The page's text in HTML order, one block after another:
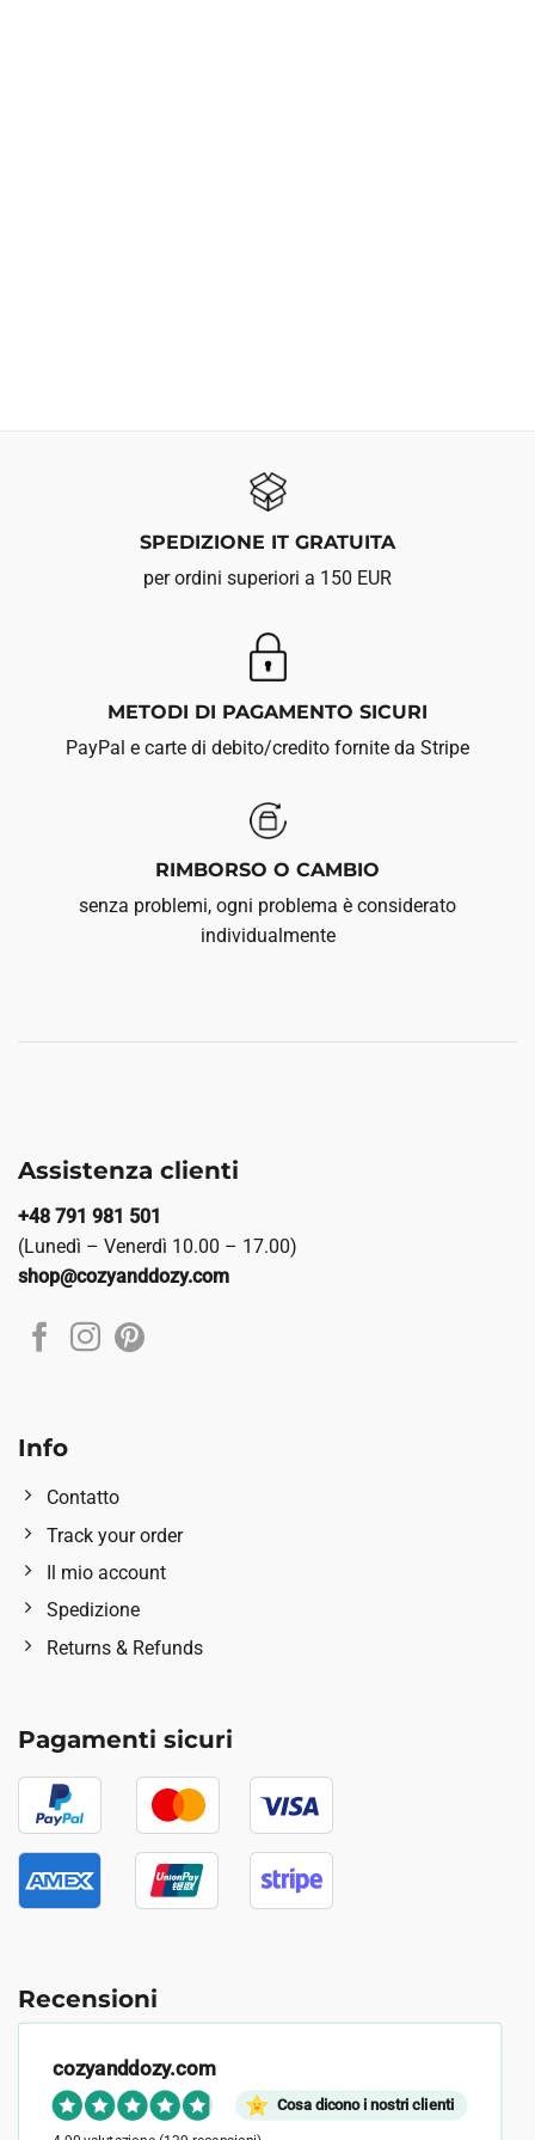
SPEDIZIONE IT GRATUITA
per ordini superiori a 150 EUR
METODI DI PAGAMENTO SICURI
PayPal e carte di debito/credito fornite da Stripe
RIMBORSO O CAMBIO
senza problemi, ogni problema è considerato
individualmente
Assistenza clienti
+48 791 981 501
(Lunedì – Venerdì 10.00 – 17.00)
shop@cozyanddozy.com
Info
Contatto
Track your order
Il mio account
Spedizione
Returns & Refunds
Pagamenti sicuri
Recensioni
cozyanddozy.com
Cosa dicono i nostri clienti